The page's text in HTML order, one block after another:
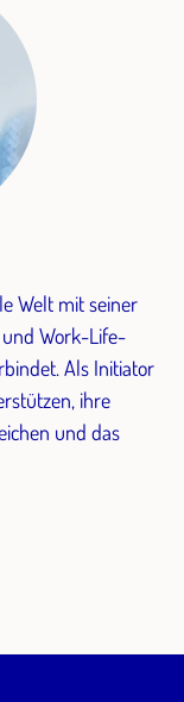
Welt mit seiner
Work-Life-
Als Initiator
ihre
und das